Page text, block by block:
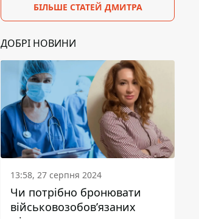
БІЛЬШЕ СТАТЕЙ ДМИТРА
ДОБРІ НОВИНИ
13:58, 27 серпня 2024
Чи потрібно бронювати
військовозобов’язаних